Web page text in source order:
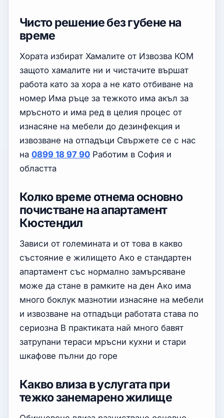
Чисто решение без губене на
време
Хората избират Хамалите от Извозва КОМ
защото хамалите ни и чистачите вършат
работа като за хора а не като отбиване на
номер Има ръце за тежкото има акъл за
мръсното и има ред в целия процес от
изнасяне на мебели до дезинфекция и
извозване на отпадъци Свържете се с нас
на 0899 18 97 90 Работим в София и
областта
Колко време отнема основно
почистване на апартамент
Кюстендил
Зависи от големината и от това в какво
състояние е жилището Ако е стандартен
апартамент със нормално замърсяване
може да стане в рамките на ден Ако има
много боклук мазнотии изнасяне на мебели
и извозване на отпадъци работата става по
сериозна В практиката най много бавят
затрупани тераси мръсни кухни и стари
шкафове пълни до горе
Какво влиза в услугата при
тежко занемарено жилище